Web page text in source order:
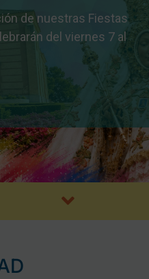
de nuestras Fiestas
del viernes 7 al